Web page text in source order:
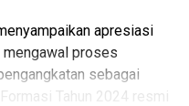
apresiasi
mengawal proses
sebagai
Tahun 2024 resmi